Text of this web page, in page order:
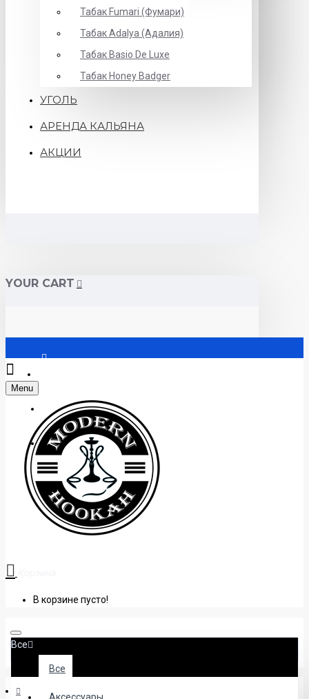
Табак Fumari (Фумари)
Табак Adalya (Адалия)
Табак Basio De Luxe
Табак Honey Badger
УГОЛЬ
АРЕНДА КАЛЬЯНА
АКЦИИ
YOUR CART
Регистрация
+38 (095) 945 04 33
Menu
В корзине пусто!
Все
Все